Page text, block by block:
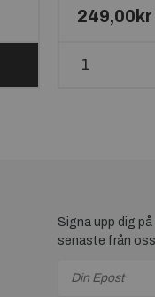
249,00kr
Signa upp dig
senaste från